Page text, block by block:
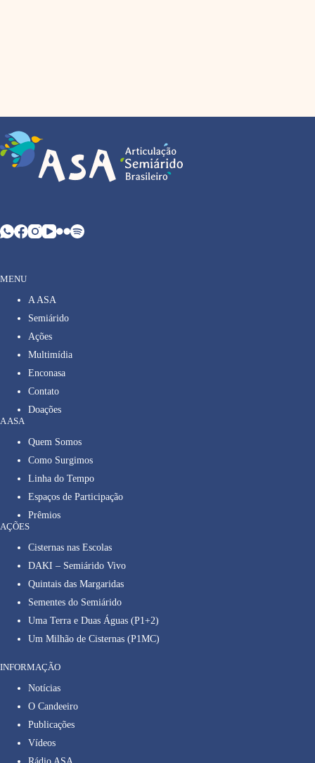
MENU
A ASA
Semiárido
Ações
Multimídia
Enconasa
Contato
Doações
A ASA
Quem Somos
Como Surgimos
Linha do Tempo
Espaços de Participação
Prêmios
AÇÕES
Cisternas nas Escolas
DAKI – Semiárido Vivo
Quintais das Margaridas
Sementes do Semiárido
Uma Terra e Duas Águas (P1+2)
Um Milhão de Cisternas (P1MC)
INFORMAÇÃO
Notícias
O Candeeiro
Publicações
Vídeos